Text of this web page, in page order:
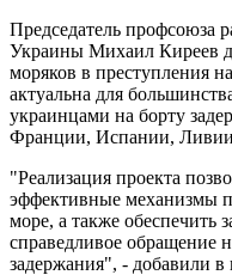
Председатель профсоюза
Украины Михаил Киреев
моряков в преступления
актуальна для
украинцами на борту
Франции, Испании,
"Реализация проекта
эффективные механизмы
море, а также обеспечить
справедливое обращение
задержания", - добавили в